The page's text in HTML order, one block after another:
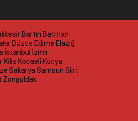
Bartın Batman
Düzce Edirne Elazığ
İstanbul
İzmir
Kilis Kocaeli Konya
Sakarya Samsun Siirt
Zonguldak